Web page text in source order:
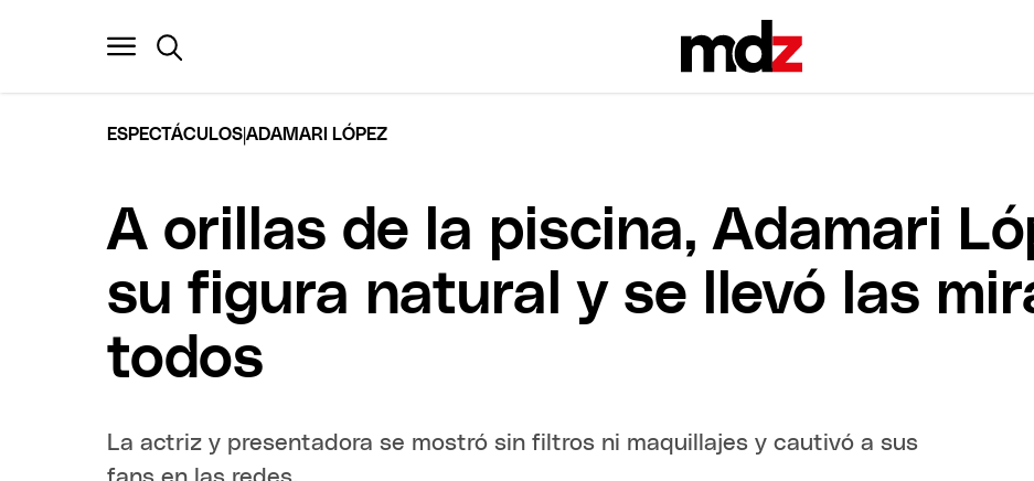
ESPECTÁCULOS|ADAMARI LÓPEZ
A orillas de la piscina, Adamari
su figura natural y se llevó las
todos
La actriz y presentadora se mostró sin filtros ni maquillajes y cautivó a sus